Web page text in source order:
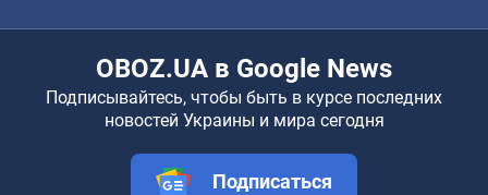
OBOZ.UA в Google News
Подписывайтесь, чтобы быть в курсе последних
новостей Украины и мира сегодня
Подписаться